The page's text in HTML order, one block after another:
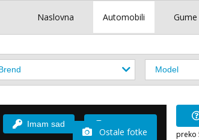
Naslovna Automobili Gume
Imam sad
Ostale fotke preko